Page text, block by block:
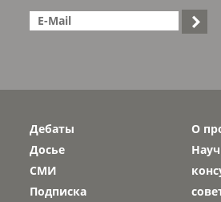

Дебаты
Досье
СМИ
Подписка
О